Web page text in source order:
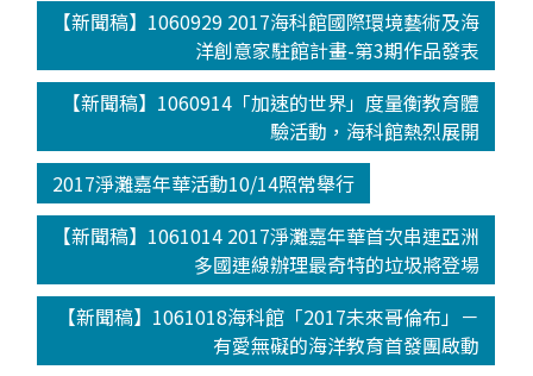
【新聞稿】1060929 2017海科館國際環境藝術及海
洋創意家駐館計畫-第3期作品發表
【新聞稿】1060914「加速的世界」度量衡教育體
驗活動，海科館熱烈展開
2017淨灘嘉年華活動10/14照常舉行
【新聞稿】1061014 2017淨灘嘉年華首次串連亞洲
多國連線辦理最奇特的垃圾將登場
【新聞稿】1061018海科館「2017未來哥倫布」－
有愛無礙的海洋教育首發團啟動